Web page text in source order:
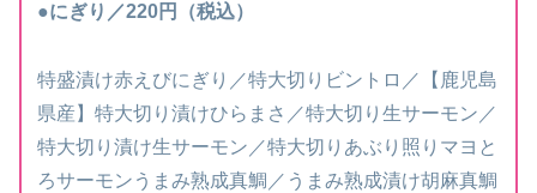
●にぎり／220円（税込）
特盛漬け赤えびにぎり／特大切りビントロ／【鹿児島
県産】特大切り漬けひらまさ／特大切り生サーモン／
特大切り漬け生サーモン／特大切りあぶり照りマヨと
ろサーモンうまみ熟成真鯛／うまみ熟成漬け胡麻真鯛